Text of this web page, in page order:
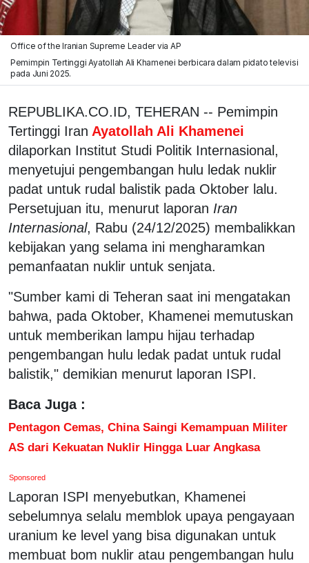
Office of the Iranian Supreme Leader via AP
Pemimpin Tertinggi Ayatollah Ali Khamenei berbicara dalam pidato televisi
pada Juni 2025.
REPUBLIKA.CO.ID, TEHERAN -- Pemimpin
Tertinggi Iran Ayatollah Ali Khamenei
dilaporkan Institut Studi Politik Internasional,
menyetujui pengembangan hulu ledak nuklir
padat untuk rudal balistik pada Oktober lalu.
Persetujuan itu, menurut laporan Iran
Internasional, Rabu (24/12/2025) membalikkan
kebijakan yang selama ini mengharamkan
pemanfaatan nuklir untuk senjata.
"Sumber kami di Teheran saat ini mengatakan
bahwa, pada Oktober, Khamenei memutuskan
untuk memberikan lampu hijau terhadap
pengembangan hulu ledak padat untuk rudal
balistik," demikian menurut laporan ISPI.
Baca Juga :
Pentagon Cemas, China Saingi Kemampuan Militer
AS dari Kekuatan Nuklir Hingga Luar Angkasa
Sponsored
Laporan ISPI menyebutkan, Khamenei
sebelumnya selalu memblok upaya pengayaan
uranium ke level yang bisa digunakan untuk
membuat bom nuklir atau pengembangan hulu